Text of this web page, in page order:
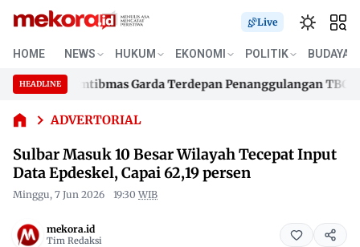
Live
HOME NEWS HUKUM EKONOMI POLITIK BUDAYA
HEADLINE Garda Terdepan Penanggulangan TBC Lewat
Garda Terdepan Penanggulangan TBC Lewat
ADVERTORIAL
Masuk 10
Wilayah
Input
Epdeskel,
Capai
62,19
persen
Sulbar Masuk 10 Besar Wilayah Tecepat Input
Data Epdeskel, Capai 62,19 persen
Minggu, 7 Jun 2026 19:30 WIB
mekora.id
Tim Redaksi